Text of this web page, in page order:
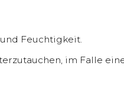
Feuchtigkeit.
im Falle